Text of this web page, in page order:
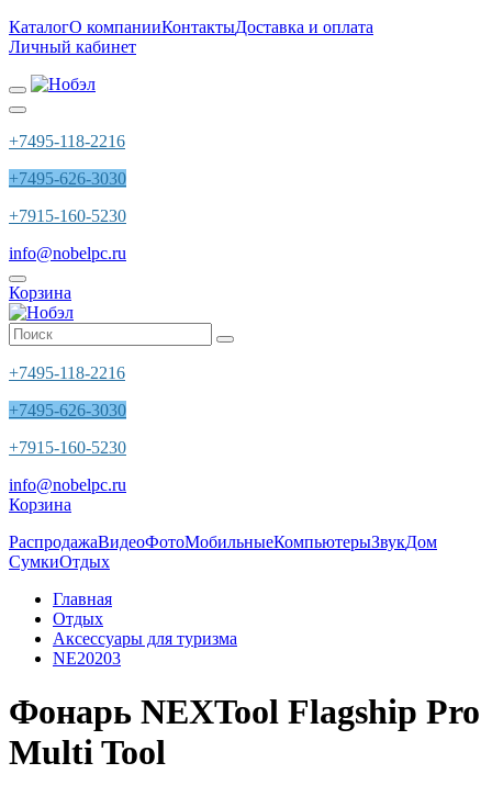
КаталогО компанииКонтактыДоставка и оплата
Личный кабинет
+7495-118-2216
+7495-626-3030
+7915-160-5230
info@nobelpc.ru
Корзина
+7495-118-2216
+7495-626-3030
+7915-160-5230
info@nobelpc.ru
Корзина
РаспродажаВидеоФотоМобильныеКомпьютерыЗвукДом
СумкиОтдых
Главная
Отдых
Аксессуары для туризма
NE20203
Фонарь NEXTool Flagship Pro
Multi Tool